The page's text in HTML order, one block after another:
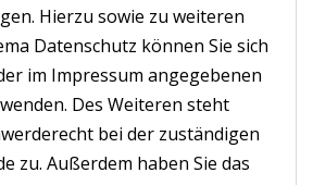
Hierzu sowie zu weiteren
Datenschutz können Sie sich
im Impressum angegebenen
Des Weiteren steht
bei der zuständigen
zu. Außerdem haben Sie das